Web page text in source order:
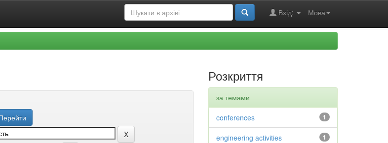
Мова
Вхід:
Розкриття
за темами
1
conferences
1
engineering activities